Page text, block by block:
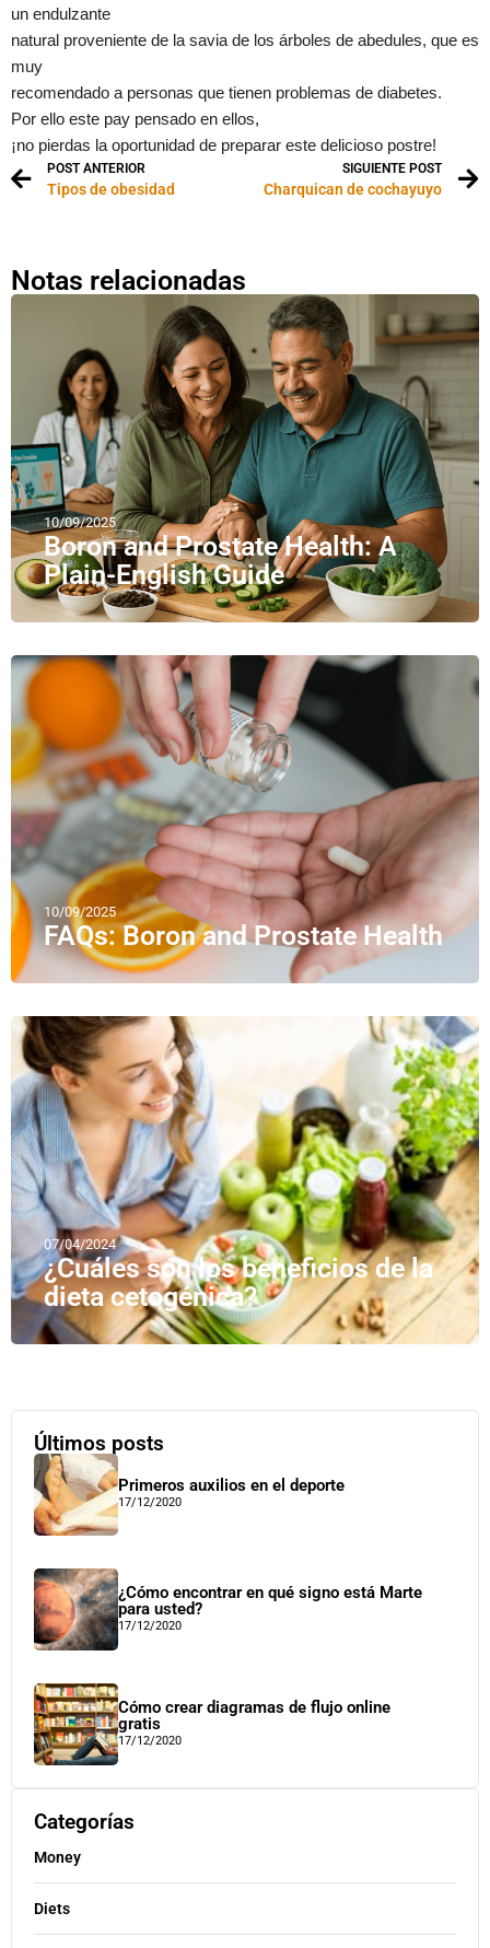
un endulzante
natural proveniente de la savia de los árboles de abedules, que es
muy
recomendado a personas que tienen problemas de diabetes.
Por ello este pay pensado en ellos,
¡no pierdas la oportunidad de preparar este delicioso postre!
POST ANTERIOR
Tipos de obesidad
SIGUIENTE POST
Charquican de cochayuyo
Notas relacionadas
10/09/2025
Boron and Prostate Health: A
Plain-English Guide
10/09/2025
FAQs: Boron and Prostate Health
07/04/2024
¿Cuáles son los beneficios de la
dieta cetogénica?
Últimos posts
Primeros auxilios en el deporte
17/12/2020
¿Cómo encontrar en qué signo está Marte
para usted?
17/12/2020
Cómo crear diagramas de flujo online
gratis
17/12/2020
Categorías
Money
Diets